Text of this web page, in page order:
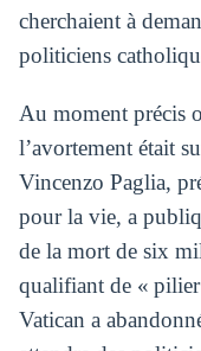
cherchaient à
politiciens
Au moment précis
l’avortement était
Vincenzo Paglia,
pour la vie, a
de la mort de six
qualifiant de «
Vatican a